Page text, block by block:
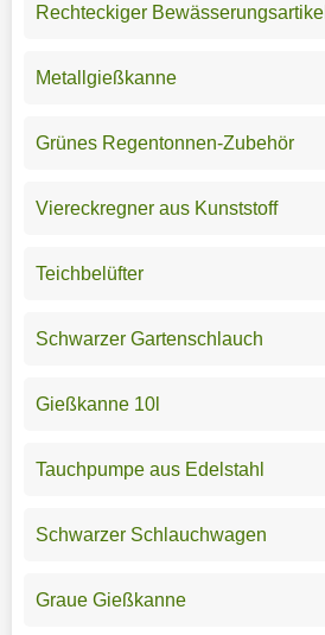
Rechteckiger Bewässerungsartikel
Metallgießkanne
Grünes Regentonnen-Zubehör
Viereckregner aus Kunststoff
Teichbelüfter
Schwarzer Gartenschlauch
Gießkanne 10l
Tauchpumpe aus Edelstahl
Schwarzer Schlauchwagen
Graue Gießkanne